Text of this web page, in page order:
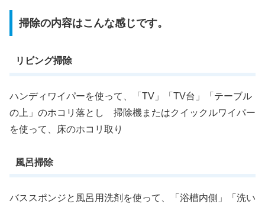
掃除の内容はこんな感じです。
リビング掃除
ハンディワイパーを使って、「TV」「TV台」「テーブル
の上」のホコリ落とし 掃除機またはクイックルワイパー
を使って、床のホコリ取り
風呂掃除
バススポンジと風呂用洗剤を使って、「浴槽内側」「洗い